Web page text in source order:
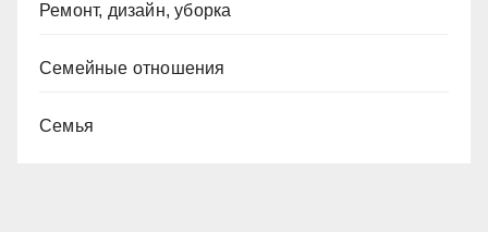
Ремонт, дизайн, уборка
Семейные отношения
Семья